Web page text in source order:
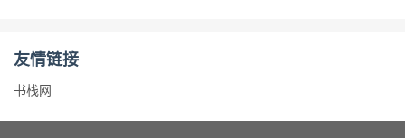
友情链接
书栈网